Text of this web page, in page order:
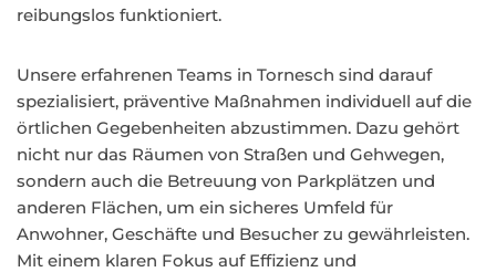
reibungslos funktioniert.
Unsere erfahrenen Teams in Tornesch sind darauf
spezialisiert, präventive Maßnahmen individuell auf die
örtlichen Gegebenheiten abzustimmen. Dazu gehört
nicht nur das Räumen von Straßen und Gehwegen,
sondern auch die Betreuung von Parkplätzen und
anderen Flächen, um ein sicheres Umfeld für
Anwohner, Geschäfte und Besucher zu gewährleisten.
Mit einem klaren Fokus auf Effizienz und